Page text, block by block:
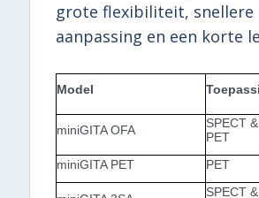
grote flexibiliteit, snellere
aanpassing en een korte
Model
miniGITA OFA
SPECT &
PET
miniGITA PET PET
SPECT &